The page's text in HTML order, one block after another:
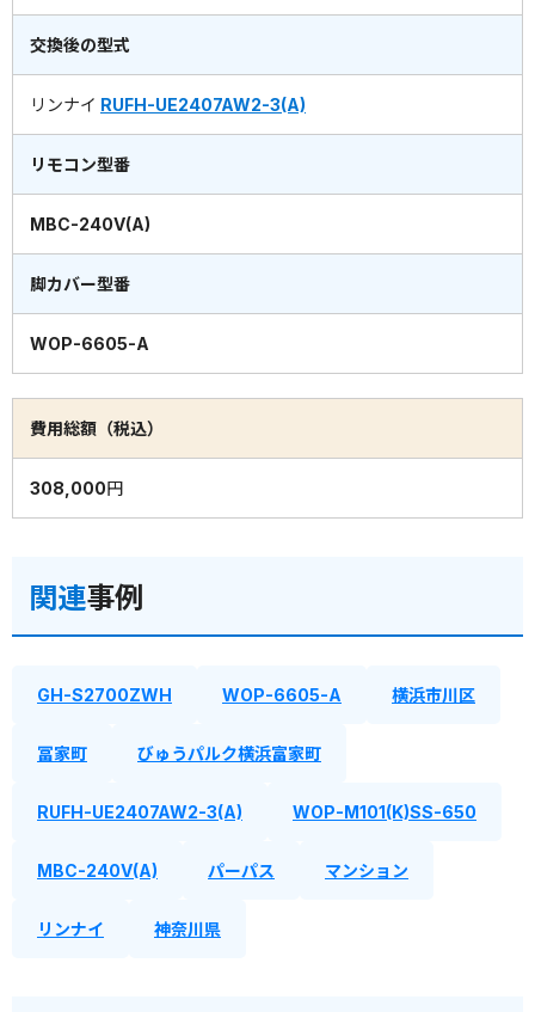
交換後の型式
リンナイ RUFH-UE2407AW2-3(A)
リモコン型番
MBC-240V(A)
脚カバー型番
WOP-6605-A
費用総額（税込）
308,000円
関連事例
GH-S2700ZWH WOP-6605-A 横浜市川区
冨家町 びゅうパルク横浜富家町
RUFH-UE2407AW2-3(A) WOP-M101(K)SS-650
MBC-240V(A) パーパス マンション
リンナイ 神奈川県